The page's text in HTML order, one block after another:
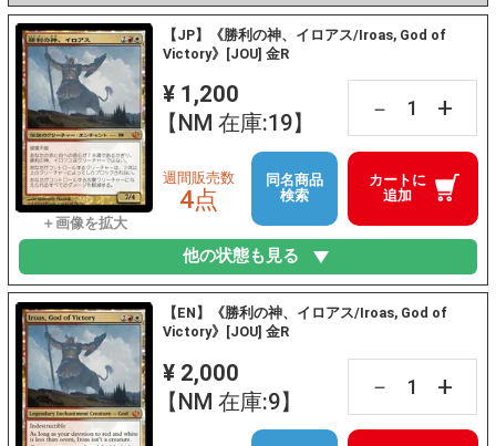
【JP】《勝利の神、イロアス/Iroas, God of
Victory》[JOU] 金R
¥ 1,200
【NM 在庫:19】
－ +
カートに
追加
週間販売数
4点
同名商品
検索
他の状態も見る
【EN】《勝利の神、イロアス/Iroas, God of
Victory》[JOU] 金R
¥ 2,000
【NM 在庫:9】
－ +